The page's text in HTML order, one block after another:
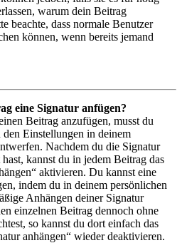
warum dein Beitrag
beachte, dass normale Benutzer
können, wenn bereits jemand
eine Signatur anfügen?
Beitrag anzufügen, musst du
den Einstellungen in deinem
Nachdem du die Signatur
kannst du in jedem Beitrag das
aktivieren. Du kannst eine
indem du in deinem persönlichen
Anhängen deiner Signatur
einzelnen Beitrag dennoch ohne
so kannst du dort einfach das
anhängen“ wieder deaktivieren.